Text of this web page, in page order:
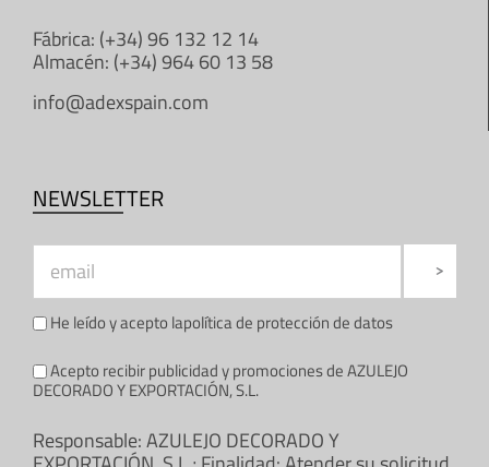
Fábrica: (+34) 96 132 12 14
Almacén: (+34) 964 60 13 58
info@adexspain.com
NEWSLETTER
He leído y acepto lapolítica de protección de datos
Acepto recibir publicidad y promociones de AZULEJO
DECORADO Y EXPORTACIÓN, S.L.
Responsable: AZULEJO DECORADO Y